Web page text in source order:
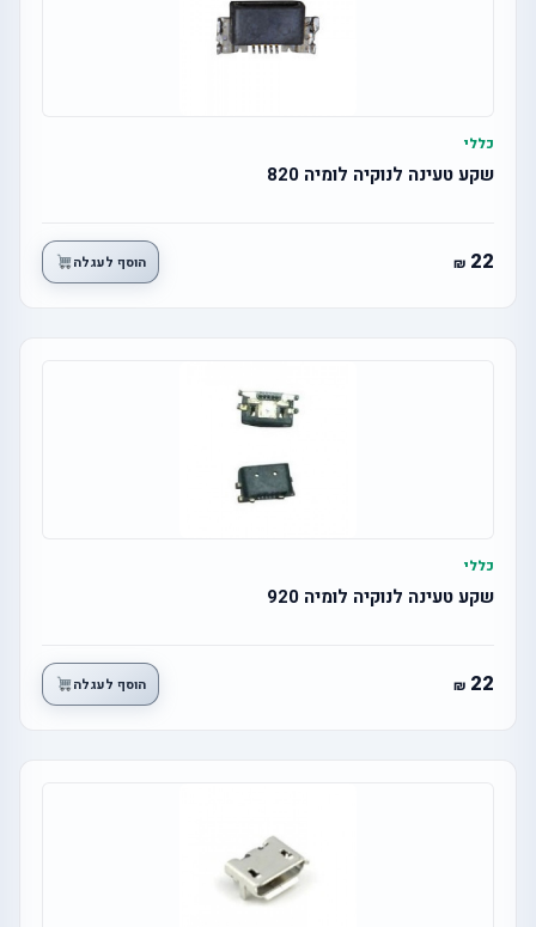
כללי
שקע טעינה לנוקיה לומיה 820
22 הוסף לעגלה
כללי
שקע טעינה לנוקיה לומיה 920
22 הוסף לעגלה